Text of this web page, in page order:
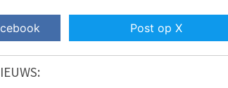
Post op X